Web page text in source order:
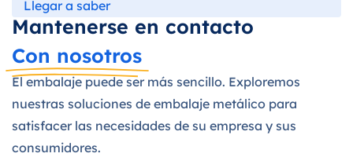
Llegar a saber
Mantenerse en contacto
Con nosotros
El embalaje puede ser más sencillo. Exploremos
nuestras soluciones de embalaje metálico para
satisfacer las necesidades de su empresa y sus
consumidores.